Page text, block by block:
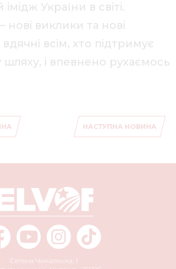
України в світі.
виклики та нові
вдячні всім, хто підтримує
шляху, і впевнено рухаємось
НАСТУПНА НОВИНА
Євгена Чикаленка, 1